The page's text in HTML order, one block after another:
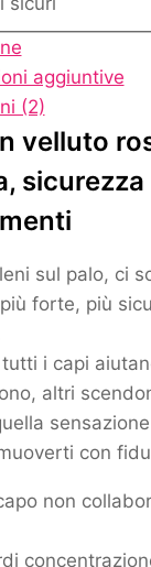
aggiuntive
(2)
velluto
sul palo, ci
forte, più
i capi
altri
con
non